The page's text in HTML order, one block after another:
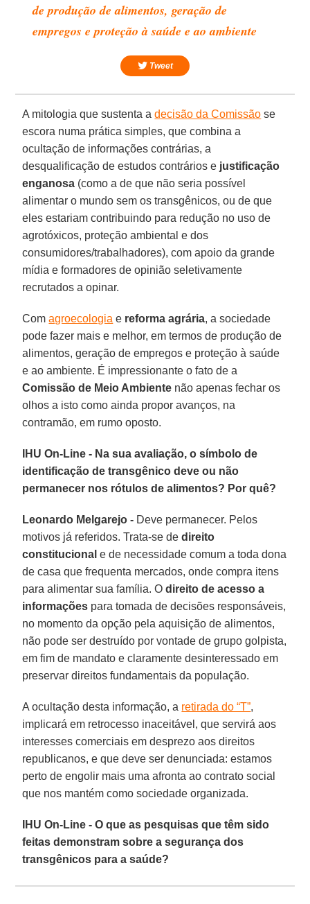
de produção de alimentos, geração de
empregos e proteção à saúde e ao ambiente
Tweet
A mitologia que sustenta adecisão da Comissão se
escora numa prática simples, que combina a
ocultação de informações contrárias, a
desqualificação de estudos contrários e justificação
enganosa (como a de que não seria possível
alimentar o mundo sem os transgênicos, ou de que
eles estariam contribuindo para redução no uso de
agrotóxicos, proteção ambiental e dos
consumidores/trabalhadores), com apoio da grande
mídia e formadores de opinião seletivamente
recrutados a opinar.
Comagroecologia e reforma agrária, a sociedade
pode fazer mais e melhor, em termos de produção de
alimentos, geração de empregos e proteção à saúde
e ao ambiente. É impressionante o fato de a
Comissão de Meio Ambiente não apenas fechar os
olhos a isto como ainda propor avanços, na
contramão, em rumo oposto.
IHU On-Line - Na sua avaliação, o símbolo de
identificação de transgênico deve ou não
permanecer nos rótulos de alimentos? Por quê?
Leonardo Melgarejo - Deve permanecer. Pelos
motivos já referidos. Trata-se dedireito
constitucional e de necessidade comum a toda dona
de casa que frequenta mercados, onde compra itens
para alimentar sua família. Odireito de acesso a
informações para tomada de decisões responsáveis,
no momento da opção pela aquisição de alimentos,
não pode ser destruído por vontade de grupo golpista,
em fim de mandato e claramente desinteressado em
preservar direitos fundamentais da população.
A ocultação desta informação, a retirada do “T”,
implicará em retrocesso inaceitável, que servirá aos
interesses comerciais em desprezo aos direitos
republicanos, e que deve ser denunciada: estamos
perto de engolir mais uma afronta ao contrato social
que nos mantém como sociedade organizada.
IHU On-Line - O que as pesquisas que têm sido
feitas demonstram sobre a segurança dos
transgênicos para a saúde?